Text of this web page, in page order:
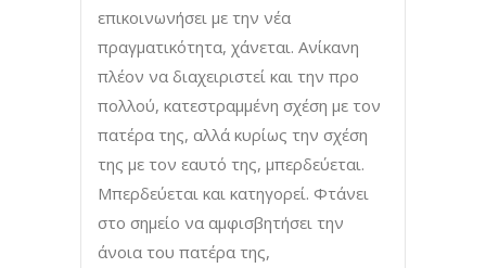
επικοινωνήσει με την νέα
πραγματικότητα, χάνεται. Ανίκανη
πλέον να διαχειριστεί και την προ
πολλού, κατεστραμμένη σχέση με τον
πατέρα της, αλλά κυρίως την σχέση
της με τον εαυτό της, μπερδεύεται.
Μπερδεύεται και κατηγορεί. Φτάνει
στο σημείο να αμφισβητήσει την
άνοια του πατέρα της,